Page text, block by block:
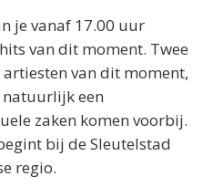
je vanaf 17.00 uur
van dit moment. Twee
van dit moment,
natuurlijk een
zaken komen voorbij.
bij de Sleutelstad
regio.